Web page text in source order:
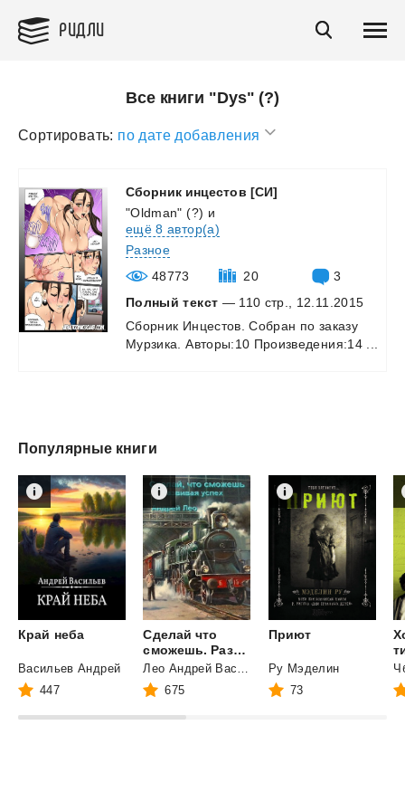
РИДЛИ
Все книги "Dys" (?)
Сортировать: по дате добавления
Сборник инцестов [СИ]
"Oldman" (?) и
ещё 8 автор(а)
Разное
48773
20
3
Полный текст — 110 стр., 12.11.2015
Сборник Инцестов. Собран по заказу
Мурзика.
Авторы:10 Произведения:14
Популярные книги
Край неба
Васильев Андрей
447
Сделай что
сможешь. Развивая успех.
675
Приют
Ру Мэделин
73